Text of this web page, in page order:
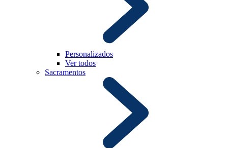
Personalizados
Ver todos
Sacramentos